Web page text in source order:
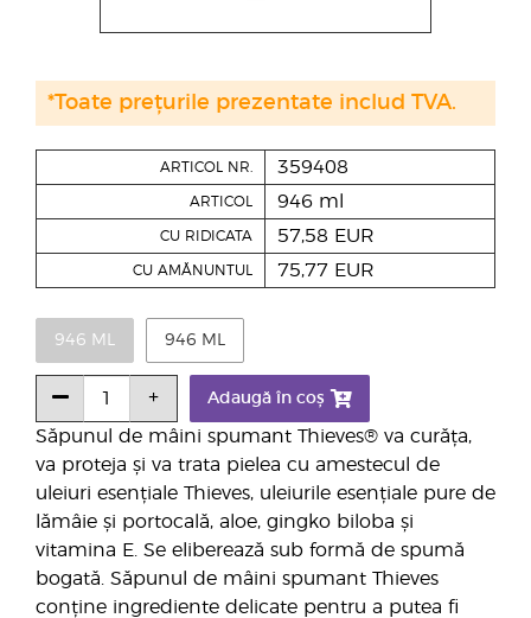
Săpunul de mâini spumant Thieves® va curăța,
va proteja și va trata pielea cu amestecul de
uleiuri esențiale Thieves, uleiurile esențiale pure de
lămâie și portocală, aloe, gingko biloba și
vitamina E. Se eliberează sub formă de spumă
bogată. Săpunul de mâini spumant Thieves
conține ingrediente delicate pentru a putea fi
ARTICOL NR. 359408
ARTICOL 946 ml
CU RIDICATA 57,58 EUR
CU AMĂNUNTUL 75,77 EUR
946 ML 946 ML
Adaugă în coș
*Toate prețurile prezentate includ TVA.